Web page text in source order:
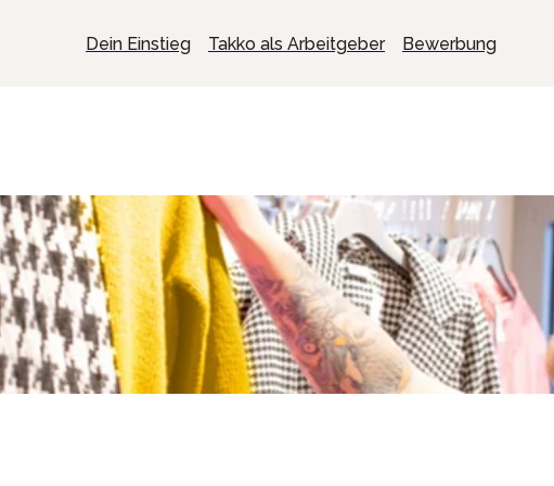
Dein Einstieg Takko als Arbeitgeber Bewerbung